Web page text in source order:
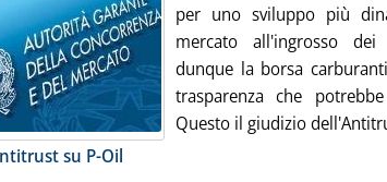
per uno sviluppo più
mercato all'ingrosso
dunque la borsa
trasparenza che
Questo il giudizio
allegati PDF alla notizia
su P-Oil